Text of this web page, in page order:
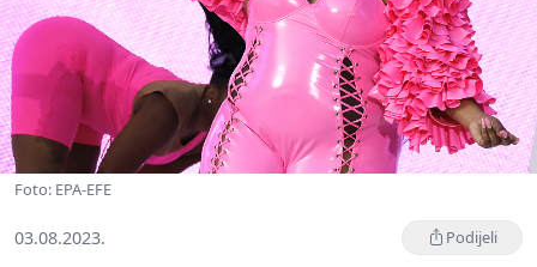
Foto: EPA-EFE
03.08.2023. Podijeli